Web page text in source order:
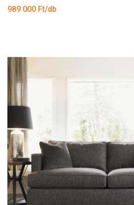
989 000 Ft/db